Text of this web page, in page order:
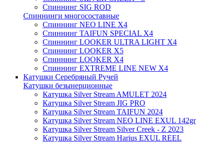
Спиннинг SIG ROD
Спиннинги многосоставные
Спиннинг NEO LINE X4
Спиннинг TAIFUN SPECIAL X4
Спиннинг LOOKER ULTRA LIGHT X4
Спиннинг LOOKER X5
Спиннинг LOOKER X4
Спиннинг EXTREME LINE NEW X4
Катушки Серебряный Ручей
Катушки безынерционные
Катушка Silver Stream AMULET 2024
Катушка Silver Stream JIG PRO
Катушка Silver Stream TAIFUN 2024
Катушка Silver Stream NEO LINE EXUL 142gr
Катушка Silver Stream Silver Creek - Z 2023
Катушка Silver Stream Harius EXUL REEL